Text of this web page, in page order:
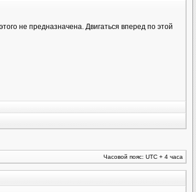
не предназначена. Двигаться вперед по этой
Часовой пояс: UTC + 4 часа